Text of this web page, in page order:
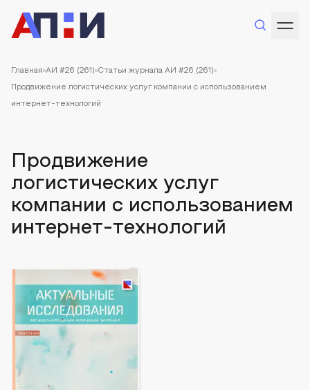
Главная АИ #26 (261) Статьи журнала АИ #26 (261)
Продвижение логистических услуг компании с использованием
интернет-технологий
Продвижение
логистических услуг
компании с использованием
интернет-технологий